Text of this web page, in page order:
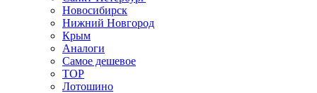
Новосибирск
Нижний Новгород
Крым
Аналоги
Самое дешевое
TOP
Лотошино